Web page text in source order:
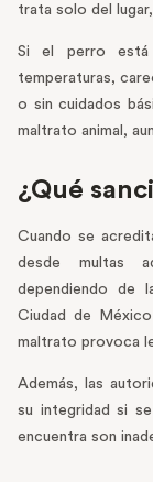
trata solo del
Si el perro está
temperaturas,
o sin cuidados
maltrato animal,
¿Qué
Cuando se
desde multas
dependiendo de
Ciudad de
maltrato provoca
Además, las
su integridad si
encuentra son